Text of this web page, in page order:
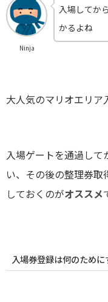
Ninja
入場してか
かるよね
大人気のマリオエリア
入場ゲートを通過し
い、その後の整理券取
しておくのがオススメ
入場券登録は何のために